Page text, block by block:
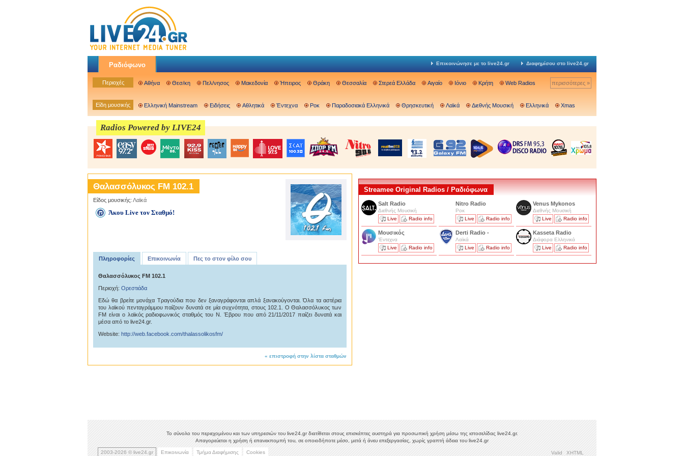
Ραδιόφωνο Επικοινώνησε με το live24.gr Διαφημίσου στο live24.gr
Περιοχές Αθήνα Θεσ/κη Πελ/νησος Μακεδονία Ήπειρος Θράκη Θεσσαλία Στερεά Ελλάδα Αιγαίο Ιόνιο Κρήτη Web Radios περισσότερες »
Είδη μουσικής Ελληνική Mainstream Ειδήσεις Αθλητικά Έντεχνα Ροκ Παραδοσιακά Ελληνικά Θρησκευτική Λαϊκά Διεθνής Μουσική Ελληνικά Xmas
Radios Powered by LIVE24
Θαλασσόλυκος FM 102.1
Είδος μουσικής: Λαϊκά
Άκου Live τον Σταθμό!
Πληροφορίες Επικοινωνία Πες το στον φίλο σου
Θαλασσόλυκος FM 102.1
Περιοχή: Ορεστιάδα
Εδώ θα βρείτε μονάχα Tραγούδια που δεν ξαναγράφονται απλά ξανακούγονται. Όλα τα αστέρια
του λαϊκού πενταγράμμου παίζουν δυνατά σε μία συχνότητα, στους 102.1. Ο Θαλασσόλυκος των
FM είναι ο λαϊκός ραδιοφωνικός σταθμός του Ν. Έβρου που από 21/11/2017 παίζει δυνατά και
μέσα από το live24.gr.
Website: http://web.facebook.com/thalassolikosfm/
« επιστροφή στην λίστα σταθμών
Streamee Original Radios / Ραδιόφωνα
Salt Radio
Διεθνής Μουσική
Live
Radio info
Nitro Radio
Ροκ
Live
Radio info
Venus Mykonos
Διεθνής Μουσική
Live
Radio info
Μουσικός
'Εντεχνα
Live
Radio info
Derti Radio -
Λαϊκά
Live
Radio info
Kasseta Radio
Διάφορα Ελληνικά
Live
Radio info
Το σύνολο του περιεχομένου και των υπηρεσιών του live24.gr διατίθεται στους επισκέπτες αυστηρά για προσωπική χρήση μέσω της ιστοσελίδας live24.gr.
Απαγορεύεται η χρήση ή επανεκπομπή του, σε οποιοδήποτε μέσο, μετά ή άνευ επεξεργασίας, χωρίς γραπτή άδεια του live24.gr
2003-2026 © live24.gr Επικοινωνία Τμήμα Διαφήμισης Cookies Valid XHTML